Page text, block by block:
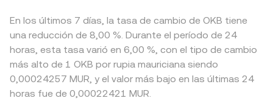
En los últimos 7 días, la tasa de cambio de OKB tiene
una reducción de 8,00 %. Durante el período de 24
horas, esta tasa varió en 6,00 %, con el tipo de cambio
más alto de 1 OKB por rupia mauriciana siendo
0,00024257 MUR, y el valor más bajo en las últimas 24
horas fue de 0,00022421 MUR.